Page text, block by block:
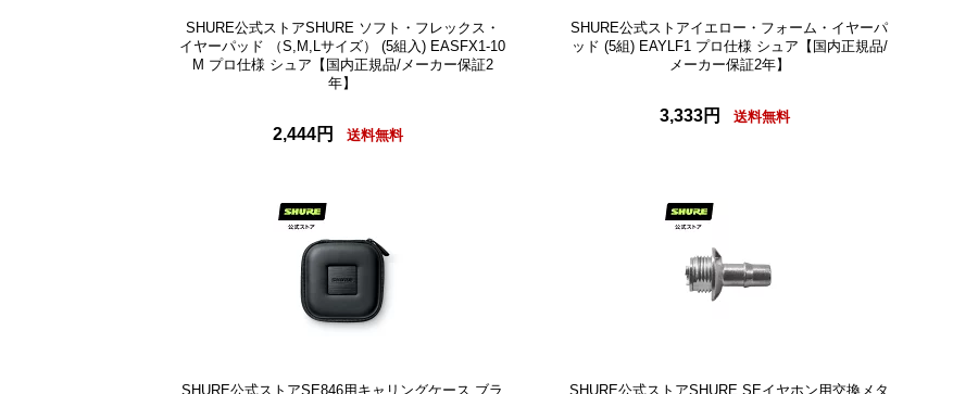
SHURE公式ストアSHURE ソフト・フレックス・
イヤーパッド （S,M,Lサイズ） (5組入) EASFX1-10
M プロ仕様 シュア【国内正規品/メーカー保証2
年】
2,444円 送料無料
SHURE公式ストアイエロー・フォーム・イヤーパ
ッド (5組) EAYLF1 プロ仕様 シュア【国内正規品/
メーカー保証2年】
3,333円 送料無料
SHURE公式ストアSE846用キャリングケース ブラ
SHURE公式ストアSHURE SEイヤホン用交換メタ